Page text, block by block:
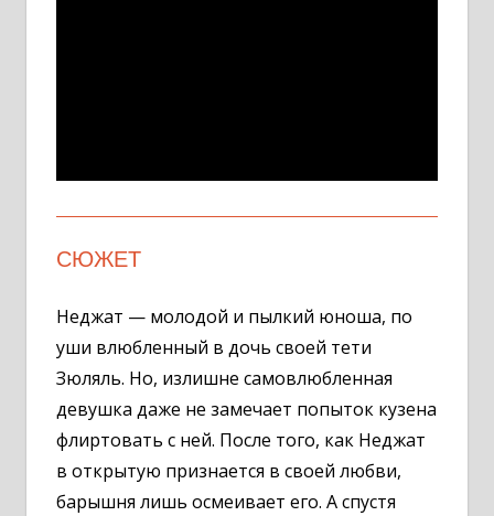
СЮЖЕТ
Неджат — молодой и пылкий юноша, по
уши влюбленный в дочь своей тети
Зюляль. Но, излишне самовлюбленная
девушка даже не замечает попыток кузена
флиртовать с ней. После того, как Неджат
в открытую признается в своей любви,
барышня лишь осмеивает его. А спустя